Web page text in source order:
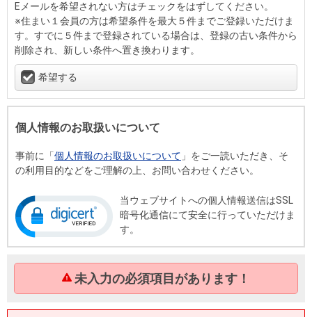
Eメールを希望されない方はチェックをはずしてください。
※住まい１会員の方は希望条件を最大５件までご登録いただけま
す。すでに５件まで登録されている場合は、登録の古い条件から
削除され、新しい条件へ置き換わります。
希望する
個人情報のお取扱いについて
事前に「個人情報のお取扱いについて 」をご一読いただき、そ
の利用目的などをご理解の上、お問い合わせください。
当ウェブサイトへの個人情報送信はSSL
暗号化通信にて安全に行っていただけま
す。
未入力の必須項目があります！